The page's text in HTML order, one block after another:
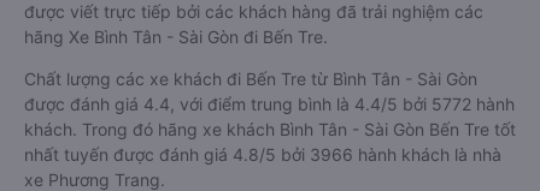
được viết trực tiếp bởi các khách hàng đã trải nghiệm các
hãng Xe Bình Tân - Sài Gòn đi Bến Tre.
Chất lượng các xe khách đi Bến Tre từ Bình Tân - Sài Gòn
được đánh giá 4.4, với điểm trung bình là 4.4/5 bởi 5772 hành
khách. Trong đó hãng xe khách Bình Tân - Sài Gòn Bến Tre tốt
nhất tuyến được đánh giá 4.8/5 bởi 3966 hành khách là nhà
xe Phương Trang.